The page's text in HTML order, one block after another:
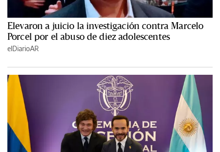
Elevaron a juicio la investigación contra Marcelo
Porcel por el abuso de diez adolescentes
elDiarioAR